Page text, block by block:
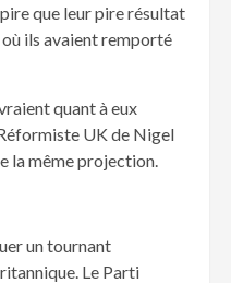
que leur pire résultat
ils avaient remporté
quant à eux
UK de Nigel
la même projection.
un tournant
Le Parti